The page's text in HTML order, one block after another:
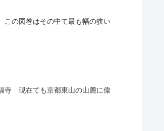
この図巻はその中て最も幅の狭い
寺 現在ても京都東山の山麓に偉